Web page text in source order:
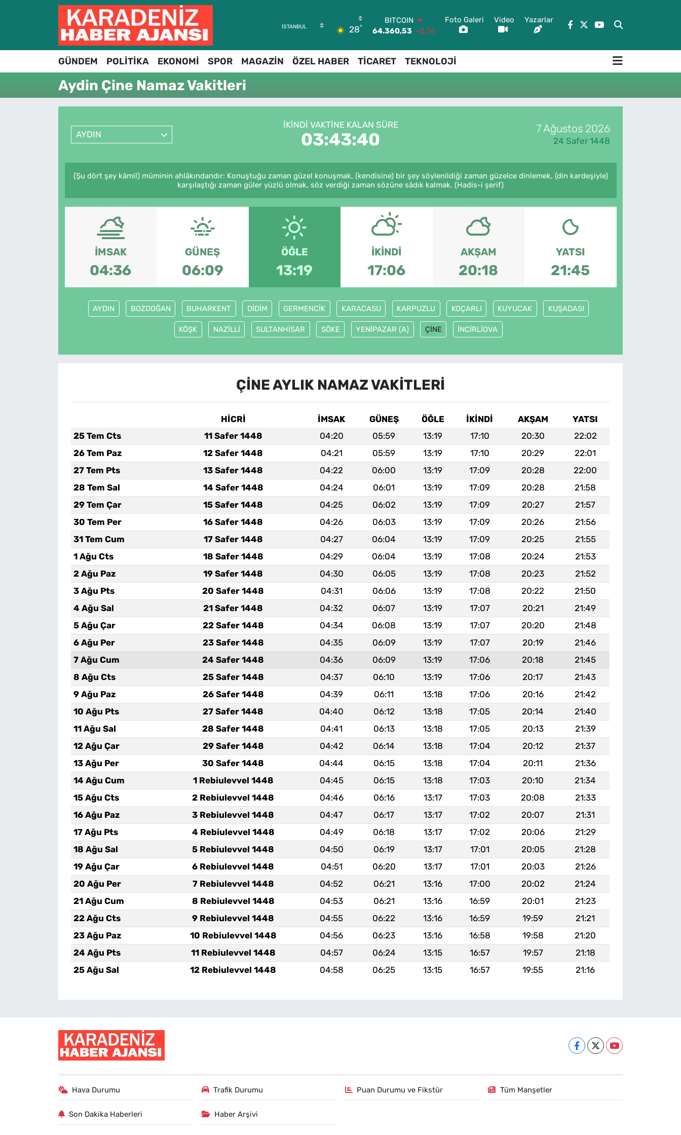
28°
BITCOIN
64.360,53 -0.76
47,7069 0.17
EURO
55,0265 0.01
GRAM ALTIN
BİST100
Foto Galeri Video Yazarlar
GÜNDEM POLİTİKA EKONOMİ SPOR MAGAZİN ÖZEL HABER TİCARET TEKNOLOJİ
Aydin Çine Namaz Vakitleri
AYDIN
İKINDI VAKTINE KALAN SÜRE
03:43:40
7 Ağustos 2026
24 Safer 1448
(Şu dört şey kâmil) müminin ahlâkındandır: Konuştuğu zaman güzel konuşmak, (kendisine) bir şey söylenildiği zaman güzelce dinlemek, (din kardeşiyle)
karşılaştığı zaman güler yüzlü olmak, söz verdiği zaman sözüne sâdık kalmak. (Hadis-i şerif)
İMSAK
04:36
GÜNEŞ
06:09
ÖĞLE
13:19
İKINDI
17:06
AKŞAM
20:18
YATSI
21:45
AYDIN BOZDOĞAN BUHARKENT DİDİM GERMENCİK KARACASU KARPUZLU KOÇARLI KUYUCAK KUŞADASI
KÖŞK NAZİLLİ SULTANHİSAR SÖKE YENİPAZAR (A) ÇİNE İNCİRLİOVA
ÇİNE AYLIK NAMAZ VAKITLERI
HİCRİ İMSAK GÜNEŞ ÖĞLE İKINDI AKŞAM
YATSI
25 Tem Cts
11 Safer 1448 04:20 05:59 13:19 17:10 20:30
22:02
26 Tem Paz
12 Safer 1448 04:21 05:59 13:19 17:10 20:29
22:01
27 Tem Pts
13 Safer 1448 04:22 06:00 13:19 17:09 20:28
22:00
28 Tem Sal
14 Safer 1448 04:24 06:01 13:19 17:09 20:28
21:58
29 Tem Çar
15 Safer 1448 04:25 06:02 13:19 17:09 20:27
21:57
30 Tem Per
16 Safer 1448 04:26 06:03 13:19 17:09 20:26
21:56
31 Tem Cum
17 Safer 1448 04:27 06:04 13:19 17:09 20:25
21:55
1 Ağu Cts
18 Safer 1448 04:29 06:04 13:19 17:08 20:24
21:53
2 Ağu Paz
19 Safer 1448 04:30 06:05 13:19 17:08 20:23
21:52
3 Ağu Pts
20 Safer 1448 04:31 06:06 13:19 17:08 20:22
21:50
4 Ağu Sal
21 Safer 1448 04:32 06:07 13:19 17:07 20:21
21:49
5 Ağu Çar
22 Safer 1448 04:34 06:08 13:19 17:07 20:20
21:48
6 Ağu Per
23 Safer 1448 04:35 06:09 13:19 17:07 20:19
21:46
7 Ağu Cum
24 Safer 1448 04:36 06:09 13:19 17:06 20:18
21:45
8 Ağu Cts
25 Safer 1448 04:37 06:10 13:19 17:06 20:17
21:43
9 Ağu Paz
26 Safer 1448 04:39 06:11 13:18 17:06 20:16
21:42
10 Ağu Pts
27 Safer 1448 04:40 06:12 13:18 17:05 20:14
21:40
11 Ağu Sal
28 Safer 1448 04:41 06:13 13:18 17:05 20:13
21:39
12 Ağu Çar
29 Safer 1448 04:42 06:14 13:18 17:04 20:12
21:37
13 Ağu Per
30 Safer 1448 04:44 06:15 13:18 17:04 20:11
21:36
14 Ağu Cum
1 Rebiulevvel 1448 04:45 06:15 13:18 17:03 20:10
21:34
15 Ağu Cts
2 Rebiulevvel 1448 04:46 06:16 13:17 17:03 20:08
21:33
16 Ağu Paz
3 Rebiulevvel 1448 04:47 06:17 13:17 17:02 20:07
21:31
17 Ağu Pts
4 Rebiulevvel 1448 04:49 06:18 13:17 17:02 20:06
21:29
18 Ağu Sal
5 Rebiulevvel 1448 04:50 06:19 13:17 17:01 20:05
21:28
19 Ağu Çar
6 Rebiulevvel 1448 04:51 06:20 13:17 17:01 20:03
21:26
20 Ağu Per
7 Rebiulevvel 1448 04:52 06:21 13:16 17:00 20:02
21:24
21 Ağu Cum
8 Rebiulevvel 1448 04:53 06:21 13:16 16:59 20:01
21:23
22 Ağu Cts
9 Rebiulevvel 1448 04:55 06:22 13:16 16:59 19:59
21:21
23 Ağu Paz
10 Rebiulevvel 1448 04:56 06:23 13:16 16:58 19:58
21:20
24 Ağu Pts
11 Rebiulevvel 1448 04:57 06:24 13:15 16:57 19:57
21:18
25 Ağu Sal
12 Rebiulevvel 1448 04:58 06:25 13:15 16:57 19:55 21:16
Hava Durumu Trafik Durumu Puan Durumu ve Fikstür Tüm Manşetler
Son Dakika Haberleri Haber Arşivi
Hava Durumu
Trafik Durumu
Süper Lig Puan Durumu ve Fikstür
Son Dakika Haberleri